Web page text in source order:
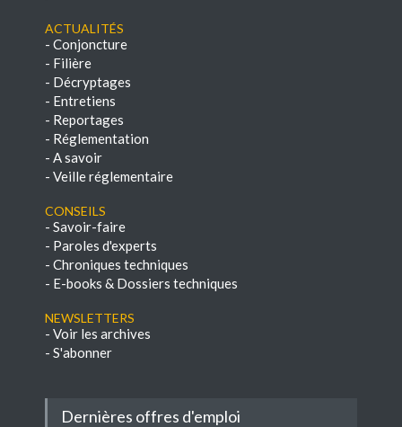
Actualités
- Conjoncture
- Filière
- Décryptages
- Entretiens
- Reportages
- Réglementation
- A savoir
- Veille réglementaire
Conseils
- Savoir-faire
- Paroles d'experts
- Chroniques techniques
- E-books & Dossiers techniques
NEWSLETTERS
- Voir les archives
- S'abonner
Dernières offres d'emploi